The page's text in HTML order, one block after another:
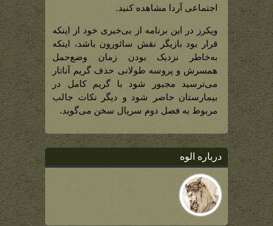
اجتماعی آردا مشاهده کنید.
ویکرز در این برنامه از بی‌خبری خود از اینکه
قرار بود بازیگر نقش سائورون باشد، اینکه
به‌خاطر نزدیک بودن زمان وضع‌حمل
همسرش و پروسه طولانی حذف گریم آناتار
می‌ترسید مجبور شود با گریم کامل در
بیمارستان حاضر شود و دیگر نکات جالب
مربوط به فصل دوم سریال سخن می‌گوید.
درباره الوه